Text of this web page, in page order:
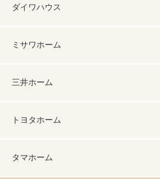
ダイワハウス
ミサワホーム
三井ホーム
トヨタホーム
タマホーム